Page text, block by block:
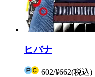
ヒバナ
602/¥662(税込)